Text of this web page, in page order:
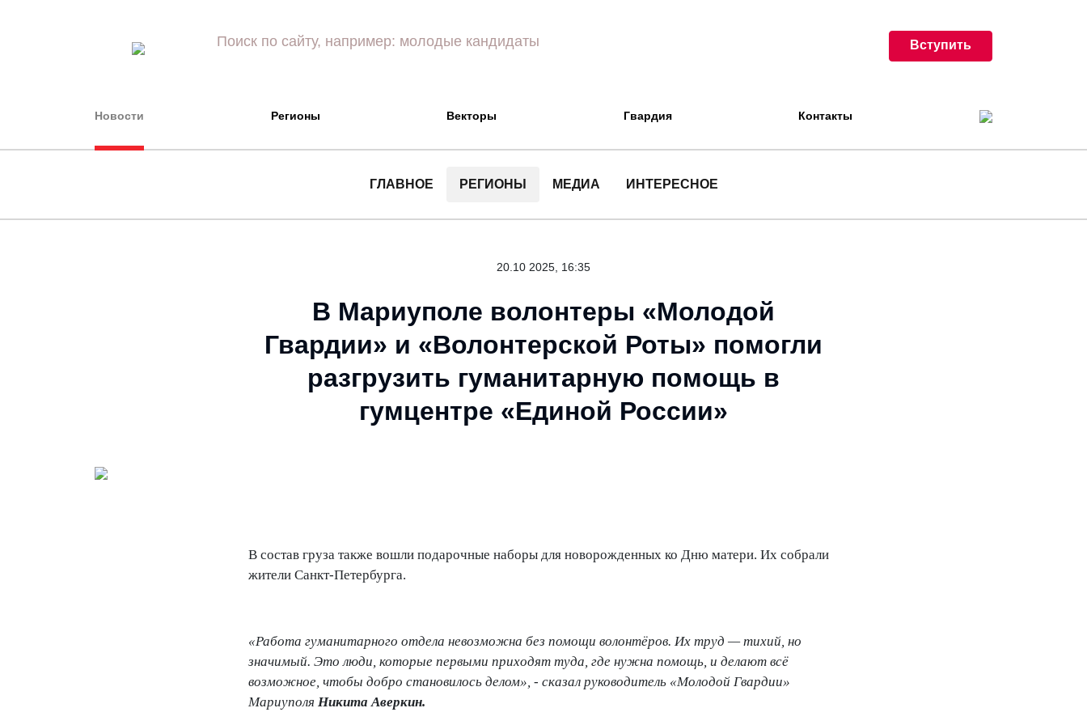
Вступить
Новости Регионы Векторы Гвардия Контакты
ГЛАВНОЕ РЕГИОНЫ МЕДИА ИНТЕРЕСНОЕ
20.10 2025, 16:35
В Мариуполе волонтеры «Молодой
Гвардии» и «Волонтерской Роты» помогли
разгрузить гуманитарную помощь в
гумцентре «Единой России»
В состав груза также вошли подарочные наборы для новорожденных ко Дню матери. Их собрали
жители Санкт-Петербурга.
«Работа гуманитарного отдела невозможна без помощи волонтёров. Их труд — тихий, но
значимый. Это люди, которые первыми приходят туда, где нужна помощь, и делают всё
возможное, чтобы добро становилось делом», - сказал руководитель «Молодой Гвардии»
Мариуполя Никита Аверкин.